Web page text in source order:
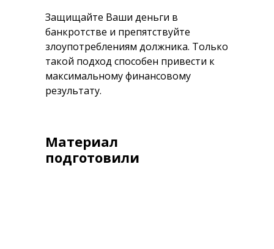
Материал
подготовили
Защищайте Ваши деньги в
банкротстве и препятствуйте
злоупотреблениям должника. Только
такой подход способен привести к
максимальному финансовому
результату.